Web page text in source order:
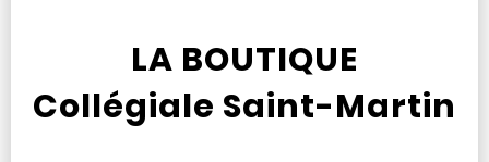
LA BOUTIQUE
Collégiale Saint-Martin